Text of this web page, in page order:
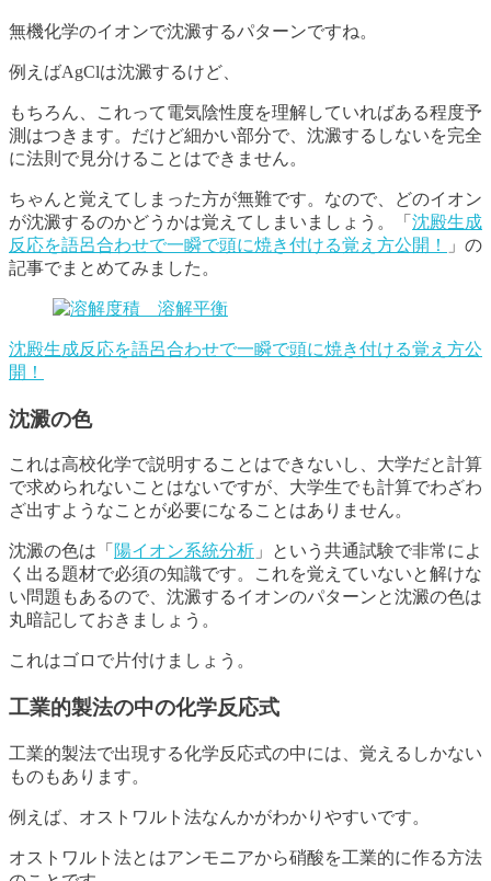
無機化学のイオンで沈澱するパターンですね。
例えばAgClは沈澱するけど、
もちろん、これって電気陰性度を理解していればある程度予
測はつきます。だけど細かい部分で、沈澱するしないを完全
に法則で見分けることはできません。
ちゃんと覚えてしまった方が無難です。なので、どのイオン
が沈澱するのかどうかは覚えてしまいましょう。「 沈殿生成
反応を語呂合わせで一瞬で頭に焼き付ける覚え方公開！
」の
記事でまとめてみました。
沈殿生成反応を語呂合わせで一瞬で頭に焼き付ける覚え方公
開！
沈澱の色
これは高校化学で説明することはできないし、大学だと計算
で求められないことはないですが、大学生でも計算でわざわ
ざ出すようなことが必要になることはありません。
沈澱の色は「 陽イオン系統分析 」という共通試験で非常によ
く出る題材で必須の知識です。これを覚えていないと解けな
い問題もあるので、沈澱するイオンのパターンと沈澱の色は
丸暗記しておきましょう。
これはゴロで片付けましょう。
工業的製法の中の化学反応式
工業的製法で出現する化学反応式の中には、覚えるしかない
ものもあります。
例えば、オストワルト法なんかがわかりやすいです。
オストワルト法とはアンモニアから硝酸を工業的に作る方法